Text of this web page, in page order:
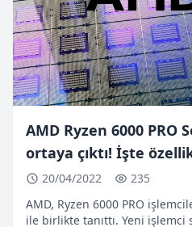
AMD Ryzen 6000 PRO
ortaya çıktı! İşte
20/04/2022
235
AMD, Ryzen 6000 PRO
ile birlikte tanıttı. Yeni işlemci